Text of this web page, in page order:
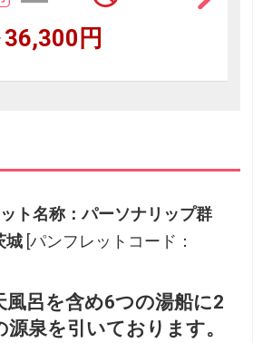
円
ト名称：パーソナリップ群
城 [パンフレットコード：
風呂を含め6つの湯船に2
源泉を引いております。